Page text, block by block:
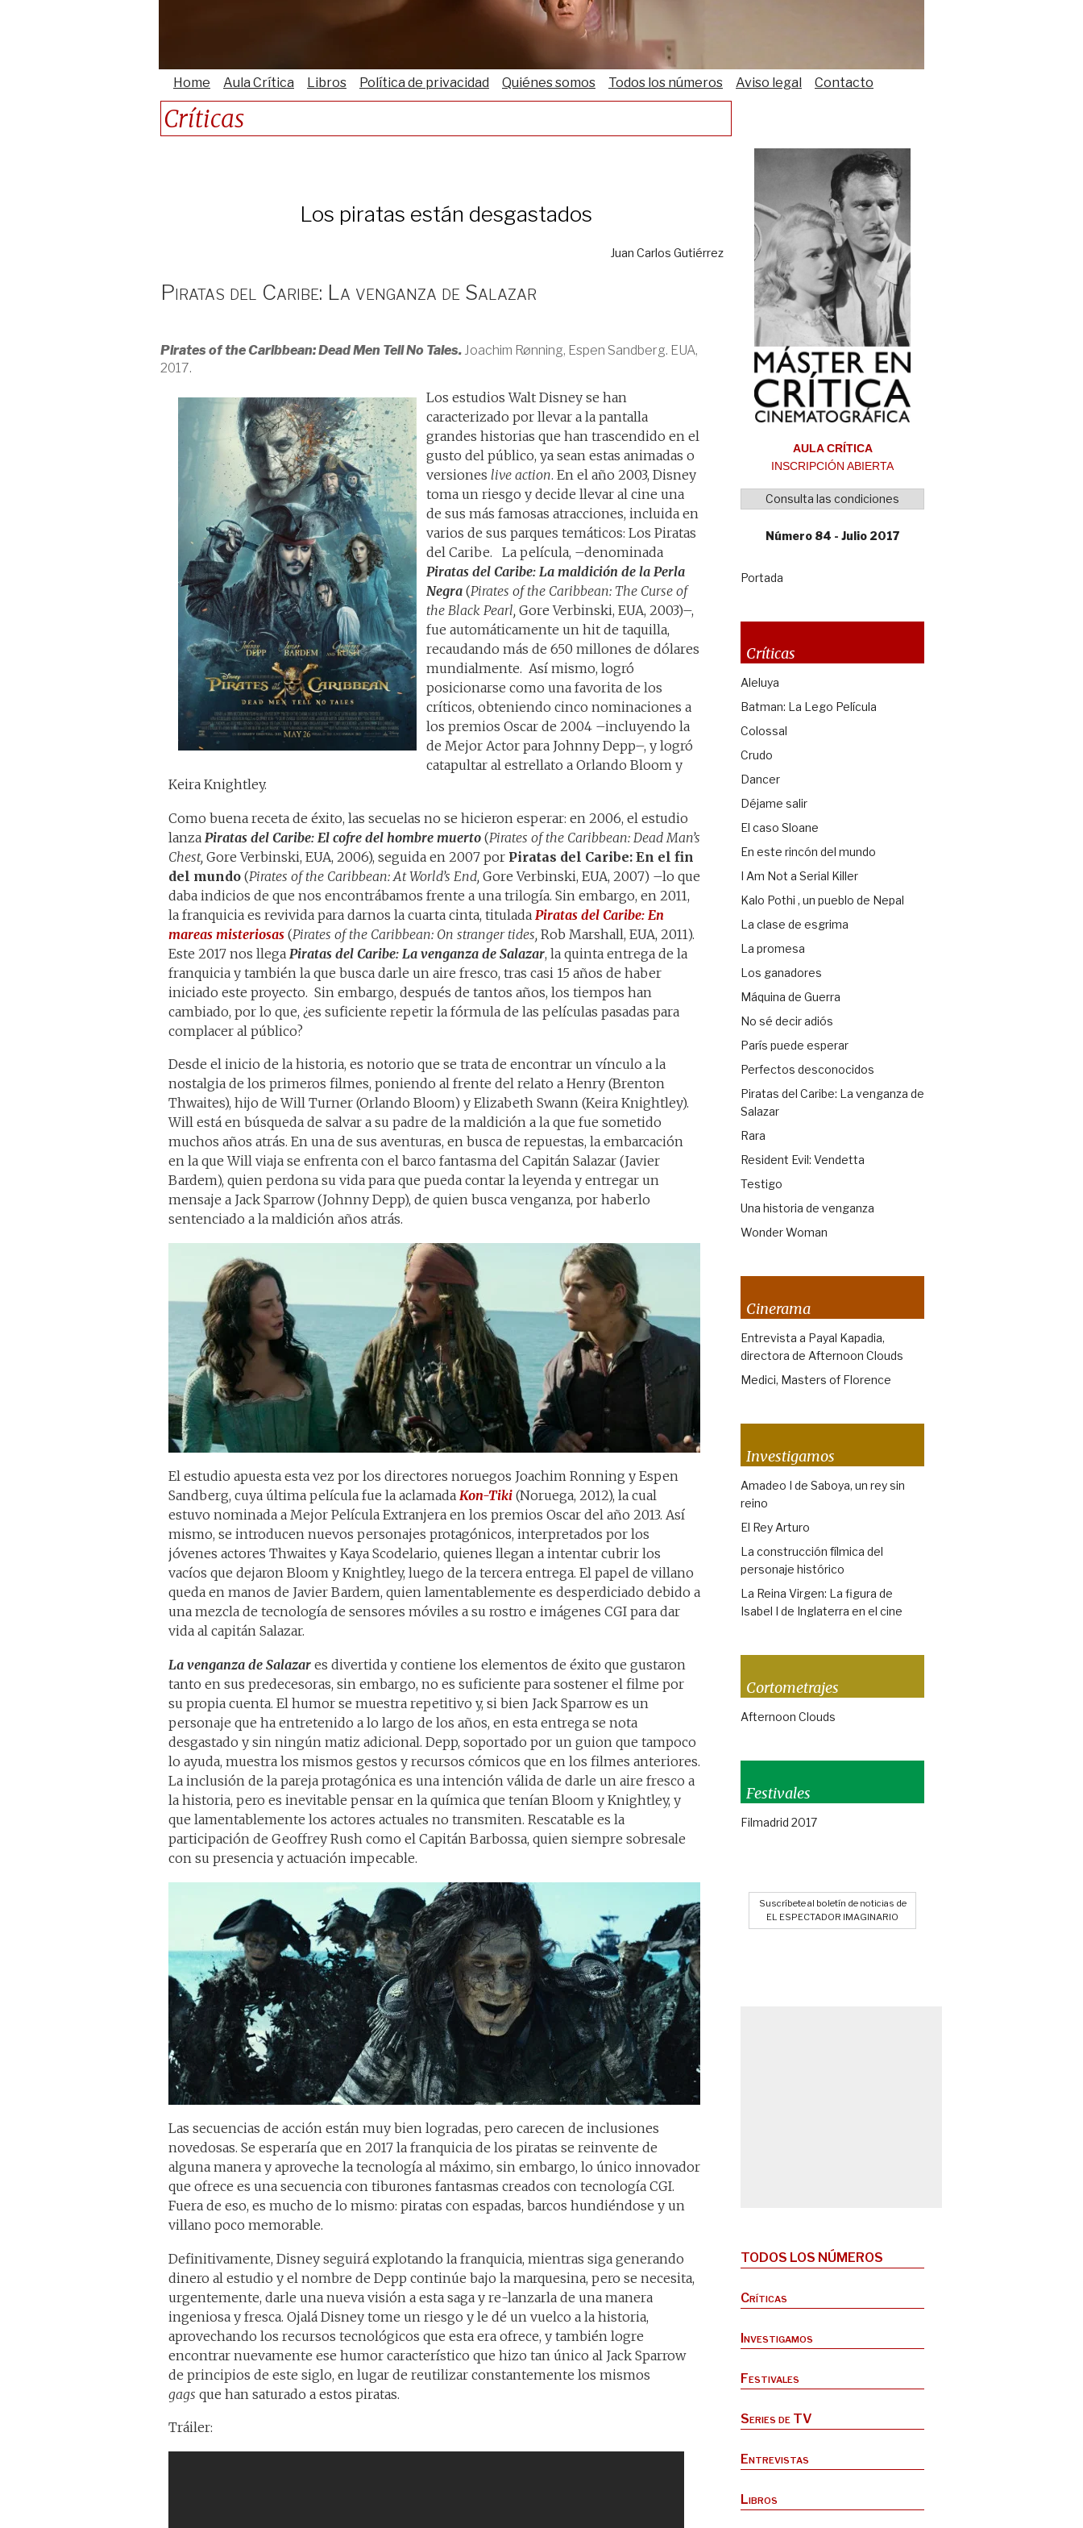
Home Aula Crítica Libros Política de privacidad Quiénes somos Todos los números Aviso legal Contacto
Críticas
Los piratas están desgastados
Juan Carlos Gutiérrez
Piratas del Caribe: La venganza de Salazar
Pirates of the Caribbean: Dead Men Tell No Tales. Joachim Rønning, Espen Sandberg. EUA,
2017.
Los estudios Walt Disney se han
caracterizado por llevar a la pantalla
grandes historias que han trascendido en el
gusto del público, ya sean estas animadas o
versiones live action. En el año 2003, Disney
toma un riesgo y decide llevar al cine una
de sus más famosas atracciones, incluida en
varios de sus parques temáticos: Los Piratas
del Caribe. La película, –denominada
Piratas del Caribe: La maldición de la Perla
Negra (Pirates of the Caribbean: The Curse of
the Black Pearl, Gore Verbinski, EUA, 2003)–,
fue automáticamente un hit de taquilla,
recaudando más de 650 millones de dólares
mundialmente. Así mismo, logró
posicionarse como una favorita de los
críticos, obteniendo cinco nominaciones a
los premios Oscar de 2004 –incluyendo la
de Mejor Actor para Johnny Depp–, y logró
catapultar al estrellato a Orlando Bloom y
Keira Knightley.
Como buena receta de éxito, las secuelas no se hicieron esperar: en 2006, el estudio
lanza Piratas del Caribe: El cofre del hombre muerto (Pirates of the Caribbean: Dead Man’s
Chest, Gore Verbinski, EUA, 2006), seguida en 2007 por Piratas del Caribe: En el fin
del mundo (Pirates of the Caribbean: At World’s End, Gore Verbinski, EUA, 2007) –lo que
daba indicios de que nos encontrábamos frente a una trilogía. Sin embargo, en 2011,
la franquicia es revivida para darnos la cuarta cinta, titulada Piratas del Caribe: En
mareas misteriosas (Pirates of the Caribbean: On stranger tides, Rob Marshall, EUA, 2011).
Este 2017 nos llega Piratas del Caribe: La venganza de Salazar, la quinta entrega de la
franquicia y también la que busca darle un aire fresco, tras casi 15 años de haber
iniciado este proyecto. Sin embargo, después de tantos años, los tiempos han
cambiado, por lo que, ¿es suficiente repetir la fórmula de las películas pasadas para
complacer al público?
Desde el inicio de la historia, es notorio que se trata de encontrar un vínculo a la
nostalgia de los primeros filmes, poniendo al frente del relato a Henry (Brenton
Thwaites), hijo de Will Turner (Orlando Bloom) y Elizabeth Swann (Keira Knightley).
Will está en búsqueda de salvar a su padre de la maldición a la que fue sometido
muchos años atrás. En una de sus aventuras, en busca de repuestas, la embarcación
en la que Will viaja se enfrenta con el barco fantasma del Capitán Salazar (Javier
Bardem), quien perdona su vida para que pueda contar la leyenda y entregar un
mensaje a Jack Sparrow (Johnny Depp), de quien busca venganza, por haberlo
sentenciado a la maldición años atrás.
El estudio apuesta esta vez por los directores noruegos Joachim Ronning y Espen
Sandberg, cuya última película fue la aclamada Kon-Tiki (Noruega, 2012), la cual
estuvo nominada a Mejor Película Extranjera en los premios Oscar del año 2013. Así
mismo, se introducen nuevos personajes protagónicos, interpretados por los
jóvenes actores Thwaites y Kaya Scodelario, quienes llegan a intentar cubrir los
vacíos que dejaron Bloom y Knightley, luego de la tercera entrega. El papel de villano
queda en manos de Javier Bardem, quien lamentablemente es desperdiciado debido a
una mezcla de tecnología de sensores móviles a su rostro e imágenes CGI para dar
vida al capitán Salazar.
La venganza de Salazar es divertida y contiene los elementos de éxito que gustaron
tanto en sus predecesoras, sin embargo, no es suficiente para sostener el filme por
su propia cuenta. El humor se muestra repetitivo y, si bien Jack Sparrow es un
personaje que ha entretenido a lo largo de los años, en esta entrega se nota
desgastado y sin ningún matiz adicional. Depp, soportado por un guion que tampoco
lo ayuda, muestra los mismos gestos y recursos cómicos que en los filmes anteriores.
La inclusión de la pareja protagónica es una intención válida de darle un aire fresco a
la historia, pero es inevitable pensar en la química que tenían Bloom y Knightley, y
que lamentablemente los actores actuales no transmiten. Rescatable es la
participación de Geoffrey Rush como el Capitán Barbossa, quien siempre sobresale
con su presencia y actuación impecable.
Las secuencias de acción están muy bien logradas, pero carecen de inclusiones
novedosas. Se esperaría que en 2017 la franquicia de los piratas se reinvente de
alguna manera y aproveche la tecnología al máximo, sin embargo, lo único innovador
que ofrece es una secuencia con tiburones fantasmas creados con tecnología CGI.
Fuera de eso, es mucho de lo mismo: piratas con espadas, barcos hundiéndose y un
villano poco memorable.
Definitivamente, Disney seguirá explotando la franquicia, mientras siga generando
dinero al estudio y el nombre de Depp continúe bajo la marquesina, pero se necesita,
urgentemente, darle una nueva visión a esta saga y re-lanzarla de una manera
ingeniosa y fresca. Ojalá Disney tome un riesgo y le dé un vuelco a la historia,
aprovechando los recursos tecnológicos que esta era ofrece, y también logre
encontrar nuevamente ese humor característico que hizo tan único al Jack Sparrow
de principios de este siglo, en lugar de reutilizar constantemente los mismos
gags que han saturado a estos piratas.
Tráiler:
AULA CRÍTICA
INSCRIPCIÓN ABIERTA
Consulta las condiciones
Número 84 - Julio 2017
Portada
Críticas
Aleluya
Batman: La Lego Película
Colossal
Crudo
Dancer
Déjame salir
El caso Sloane
En este rincón del mundo
I Am Not a Serial Killer
Kalo Pothi , un pueblo de Nepal
La clase de esgrima
La promesa
Los ganadores
Máquina de Guerra
No sé decir adiós
París puede esperar
Perfectos desconocidos
Piratas del Caribe: La venganza de
Salazar
Rara
Resident Evil: Vendetta
Testigo
Una historia de venganza
Wonder Woman
Cinerama
Entrevista a Payal Kapadia,
directora de Afternoon Clouds
Medici, Masters of Florence
Investigamos
Amadeo I de Saboya, un rey sin
reino
El Rey Arturo
La construcción fílmica del
personaje histórico
La Reina Virgen: La figura de
Isabel I de Inglaterra en el cine
Cortometrajes
Afternoon Clouds
Festivales
Filmadrid 2017
Suscríbete al boletín de noticias de
EL ESPECTADOR IMAGINARIO
TODOS LOS NÚMEROS
Críticas
Investigamos
Festivales
Series de TV
Entrevistas
Libros